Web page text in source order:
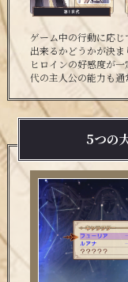
ゲーム中の行動に応
出来るかどうかが決ま
ヒロインの好感度が
代の主人公の能力も
5つの